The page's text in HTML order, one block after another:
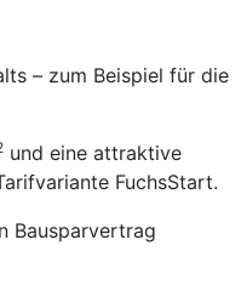
– zum Beispiel für die
und eine attraktive
FuchsStart.
Bausparvertrag